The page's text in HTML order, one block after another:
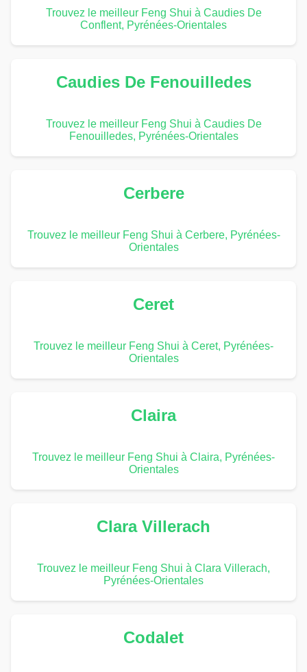
Trouvez le meilleur Feng Shui à Caudies De
Conflent, Pyrénées-Orientales
Caudies De Fenouilledes
Trouvez le meilleur Feng Shui à Caudies De
Fenouilledes, Pyrénées-Orientales
Cerbere
Trouvez le meilleur Feng Shui à Cerbere, Pyrénées-
Orientales
Ceret
Trouvez le meilleur Feng Shui à Ceret, Pyrénées-
Orientales
Claira
Trouvez le meilleur Feng Shui à Claira, Pyrénées-
Orientales
Clara Villerach
Trouvez le meilleur Feng Shui à Clara Villerach,
Pyrénées-Orientales
Codalet